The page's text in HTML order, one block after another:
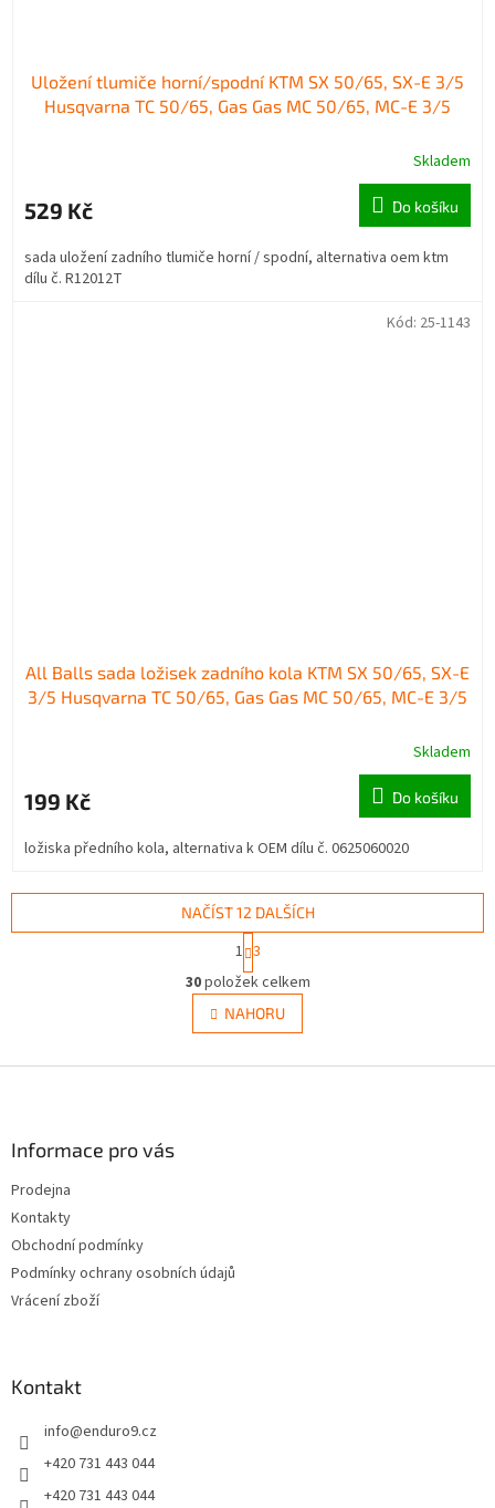
Uložení tlumiče horní/spodní KTM SX 50/65, SX-E 3/5
Husqvarna TC 50/65, Gas Gas MC 50/65, MC-E 3/5
Skladem
529 Kč Do košíku
sada uložení zadního tlumiče horní / spodní, alternativa oem ktm
dílu č. R12012T
All Balls sada ložisek zadního kola KTM SX 50/65, SX-E
3/5 Husqvarna TC 50/65, Gas Gas MC 50/65, MC-E 3/5
Skladem
199 Kč Do košíku
ložiska předního kola, alternativa k OEM dílu č. 0625060020
Kód: 25-1143
O
v
l
á
NAČÍST 12 DALŠÍCH
S
t
r
á
n
k
v
1 3
30položek celkem
NAHORU
Informace pro vás
Prodejna
Kontakty
Obchodní podmínky
Podmínky ochrany osobních údajů
Vrácení zboží
Kontakt
info@enduro9.cz
+420 731 443 044
+420 731 443 044